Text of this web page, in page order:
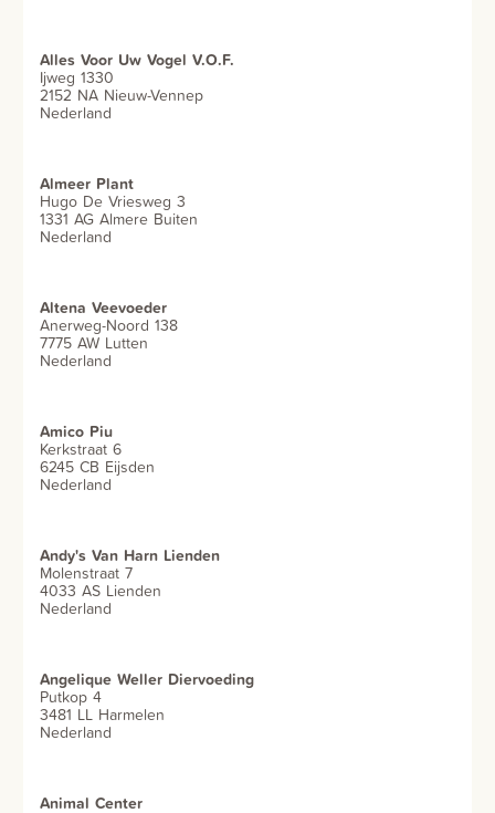
Alles Voor Uw Vogel V.O.F.
Ijweg 1330
2152 NA Nieuw-Vennep
Nederland
Almeer Plant
Hugo De Vriesweg 3
1331 AG Almere Buiten
Nederland
Altena Veevoeder
Anerweg-Noord 138
7775 AW Lutten
Nederland
Amico Piu
Kerkstraat 6
6245 CB Eijsden
Nederland
Andy's Van Harn Lienden
Molenstraat 7
4033 AS Lienden
Nederland
Angelique Weller Diervoeding
Putkop 4
3481 LL Harmelen
Nederland
Animal Center